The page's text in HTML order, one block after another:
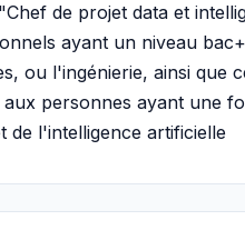
de projet data et
ayant un niveau
ou l'ingénierie, ainsi que
personnes ayant une
de l'intelligence artificielle​